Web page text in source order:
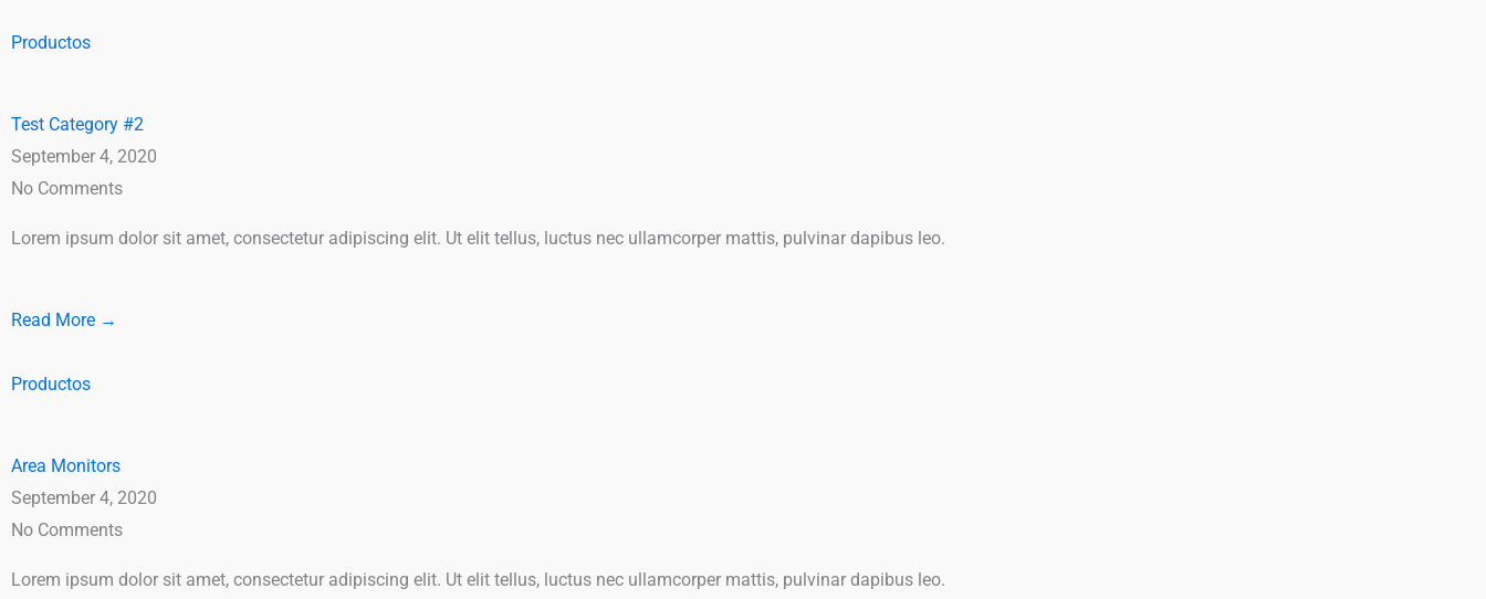
Productos
Test Category #2
September 4, 2020
No Comments
Lorem ipsum dolor sit amet, consectetur adipiscing elit. Ut elit tellus, luctus nec ullamcorper mattis, pulvinar dapibus leo.
Read More →
Productos
Area Monitors
September 4, 2020
No Comments
Lorem ipsum dolor sit amet, consectetur adipiscing elit. Ut elit tellus, luctus nec ullamcorper mattis, pulvinar dapibus leo.